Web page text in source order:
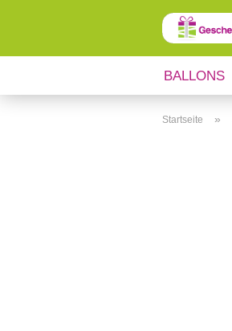
BALLONS
ANLÄSSE
Startseite »